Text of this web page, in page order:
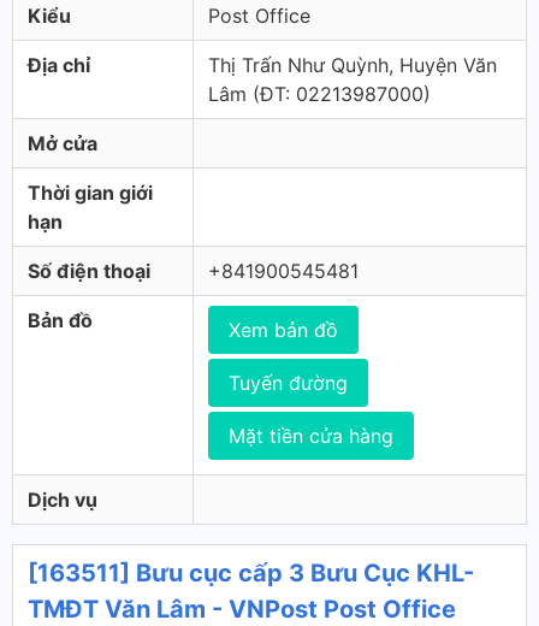
Kiểu Post Office
Địa chỉ
Thị Trấn Như Quỳnh, Huyện Văn
Lâm (ÐT: 02213987000)
Mở cửa
Thời gian giới
hạn
Số điện thoại +841900545481
Bản đồ Xem bản đồ
Tuyến đường
Mặt tiền cửa hàng
Dịch vụ
[163511] Bưu cục cấp 3 Bưu Cục KHL-
TMĐT Văn Lâm - VNPost Post Office